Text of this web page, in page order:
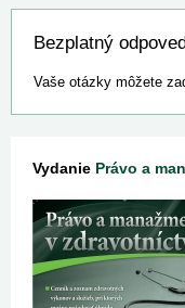
Bezplatný
Vaše otázky môžete
Vydanie Právo a